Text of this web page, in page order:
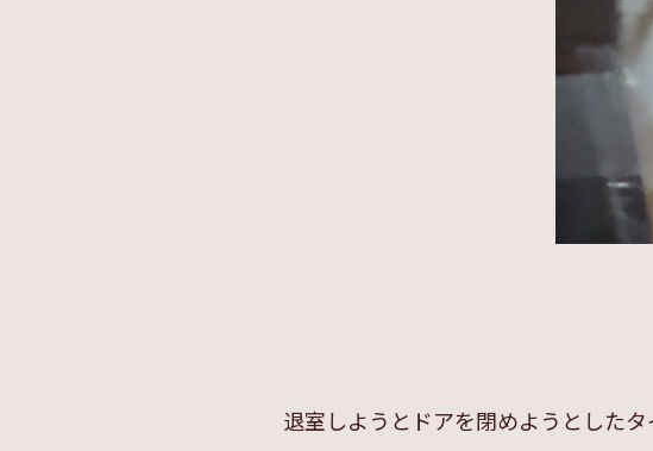
退室しようとドアを閉めようとした